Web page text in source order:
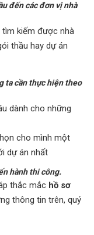
đến các đơn vị nhà
tìm kiếm được nhà
thầu hay dự án
ta cần thực hiện theo
dành cho những
cho mình một
dự án nhất
hành thi công.
thắc mắc hồ sơ
thông tin trên, quý